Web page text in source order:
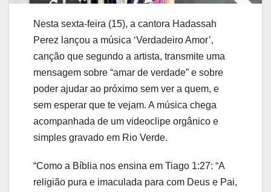
Nesta sexta-feira (15), a cantora Hadassah
Perez lançou a música ‘Verdadeiro Amor’,
canção que segundo a artista, transmite uma
mensagem sobre “amar de verdade” e sobre
poder ajudar ao próximo sem ver a quem, e
sem esperar que te vejam. A música chega
acompanhada de um videoclipe orgânico e
simples gravado em Rio Verde.
“Como a Bíblia nos ensina em Tiago 1:27: “A
religião pura e imaculada para com Deus e Pai,